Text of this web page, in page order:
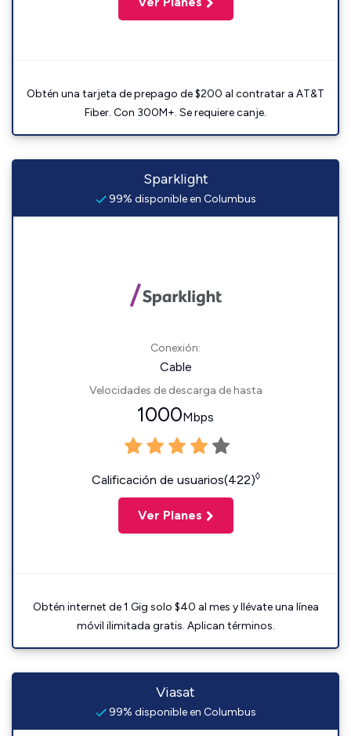
Obtén una tarjeta de prepago de $200 al contratar a AT&T
Fiber. Con 300M+. Se requiere canje.
Sparklight
99% disponible en Columbus
Conexión:
Cable
Velocidades de descarga de hasta
1000Mbps
Calificación de usuarios(422)◊
Ver Planes
Obtén internet de 1 Gig solo $40 al mes y llévate una línea
móvil ilimitada gratis. Aplican términos.
Viasat
99% disponible en Columbus